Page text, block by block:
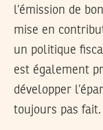
l’émission de
mise en
un politique
est également
développer
toujours pas fait.